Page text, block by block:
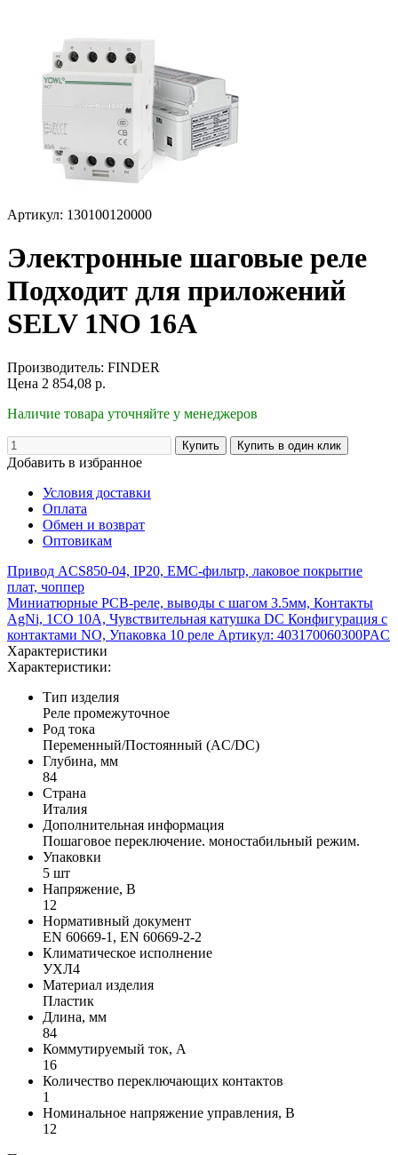
Артикул: 130100120000
Электронные шаговые реле
Подходит для приложений
SELV 1NO 16A
Производитель: FINDER
Цена 2 854,08 р.
Наличие товара уточняйте у менеджеров
Добавить в избранное
Условия доставки
Оплата
Обмен и возврат
Оптовикам
Привод ACS850-04, IP20, ЕМС-фильтр, лаковое покрытие
плат, чоппер
Миниатюрные PCB-реле, выводы с шагом 3.5мм, Контакты
AgNi, 1CO 10A, Чувствительная катушка DC Конфигурация с
контактами NO, Упаковка 10 реле Артикул: 403170060300PAC
Характеристики
Характеристики:
Тип изделия
Реле промежуточное
Род тока
Переменный/Постоянный (AC/DC)
Глубина, мм
84
Страна
Италия
Дополнительная информация
Пошаговое переключение. моностабильный режим.
Упаковки
5 шт
Напряжение, В
12
Нормативный документ
EN 60669-1, EN 60669-2-2
Климатическое исполнение
УХЛ4
Материал изделия
Пластик
Длина, мм
84
Коммутируемый ток, А
16
Количество переключающих контактов
1
Номинальное напряжение управления, В
12